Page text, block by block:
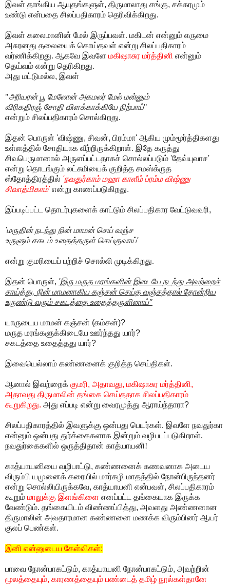
இவள் தாங்கிய ஆயுதங்களுள், திருமாலாது சங்கு, சக்கரமும்
உண்டு என்பதை சிலப்பதிகாரம் தெரிவிக்கிறது.
இவள் கலைமானின் மேல் இருப்பவள். மகிடன் என்னும் எருமை
அசுரனது தலையைக் கொய்தவள் என்று சிலப்பதிகாரம்
வர்ணிக்கிறது. ஆகவே இவளே மகிஷாசுர மர்த்தினி என்னும்
தெய்வம் என்று தெரிகிறது.
அது மட்டுமல்ல, இவள்
"அரியரன் பூ மேலோன் அகமலர் மேல் மன்னும்
விரிகதிரஞ் சோதி விளக்காக்கியே நிற்பாய்"
என்றும் சிலப்பதிகாரம் சொல்கிறது.
இதன் பொருள் 'விஷ்ணு, சிவன், பிரம்மா' ஆகிய மும்மூர்த்திகளது
உள்ளத்தில் சோதியாக வீற்றிருக்கிறாள். இதே கருத்து
சிவபெருமானால் அருளப்பட்டதாகச் சொல்லப்படும் 'தேவ்யுவாச'
என்று தொடங்கும் லட்சுமியைக் குறித்த சமஸ்க்ருத
ஸ்தோத்திரத்தில் 'நவதுர்காம் மஹா காளீம் ப்ரம்ம விஷ்ணு
சிவாத்மிகாம்' என்று காணப்படுகிறது.
இப்படிப்பட்ட தொடர்புகளைக் காட்டும் சிலப்பதிகார வேட்டுவவரி,
'மருதின் நடந்து நின் மாமன் செய் வஞ்ச
உருளும் சகடம் உதைத்தருள் செய்குவாய்'
என்று குமரியைப் பற்றிச் சொல்லி முடிக்கிறது.
இதன் பொருள், 'இரு மருத மரங்களின் இடையே நடந்து அவற்றைச்
சாய்த்து, நின் மாமனாகிய கஞ்சன் செய்த வஞ்சத்தால் தோன்றிய
உருண்டு வரும் சகடத்தை உதைத்தருளினாய்"
யாருடைய மாமன் கஞ்சன் (கம்சன்)?
மருத மரங்களுக்கிடையே ஊர்ந்தது யார்?
சகடத்தை உதைத்தது யார்?
இவையெல்லாம் கண்ணனைக் குறித்த செய்திகள்.
ஆனால் இவற்றைக் குமரி, அதாவது, மகிஷாசுர மர்த்தினி,
அதாவது திருமாலின் தங்கை செய்ததாக சிலப்பதிகாரம்
கூறுகிறது. அது எப்படி என்று வைரமுத்து ஆராய்ந்தாரா?
சிலப்பதிகாரத்தில் இவளுக்கு ஒன்பது பெயர்கள். இவளே நவதுர்கா
என்னும் ஒன்பது துர்க்கைகளாக இன்றும் வழிபடப்படுகிறாள்.
நவதுர்கைகளில் ஒருத்திதான் காத்யாயனி!
காத்யாயனியை வழிபாட்டு, கண்ணனைக் கணவனாக அடைய
விரும்பி யமுனைக் கரையில் மார்கழி மாதத்தில் நோன்பிருந்தனர்
என்று சொல்லியிருக்கவே, காத்யாயனி என்பவள், சிலப்பதிகாரம்
கூறும் மாலுக்கு இளங்கிளை எனப்பட்ட தங்கையாக இருக்க
வேண்டும். தங்கையிடம் விண்ணப்பித்து, அவளது அண்ணனான
திருமாலின் அவதாரமான கண்ணனை மணக்க விரும்பினர் ஆயர்
குலப் பெண்கள்.
இனி என்னுடைய கேள்விகள்:
பாவை நோன்பாகட்டும், காத்யாயனி நோன்பாகட்டும், அவற்றின்
மூலத்தையும், காரணத்தையும் பண்டைத் தமிழ் நூல்கள்தானே